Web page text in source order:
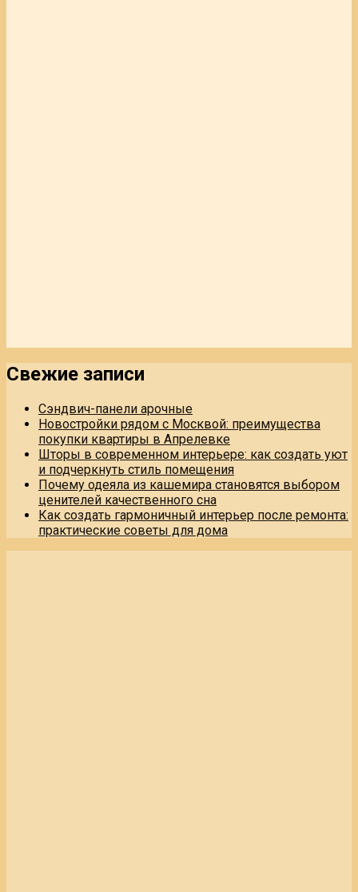
Свежие записи
Сэндвич-панели арочные
Новостройки рядом с Москвой: преимущества
покупки квартиры в Апрелевке
Шторы в современном интерьере: как создать уют
и подчеркнуть стиль помещения
Почему одеяла из кашемира становятся выбором
ценителей качественного сна
Как создать гармоничный интерьер после ремонта:
практические советы для дома